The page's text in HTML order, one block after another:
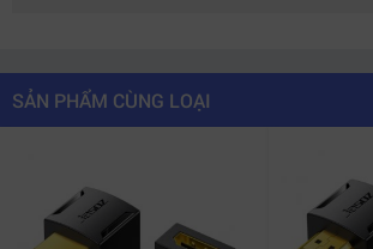
SẢN PHẨM CÙNG LOẠI